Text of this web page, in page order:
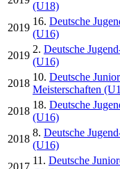
(U18)
2019
16. Deutsche
(U16)
2019
2. Deutsche
(U16)
2018
10. Deutsche
Meisterschaften
2018
18. Deutsche
(U16)
2018
8. Deutsche
(U16)
11. Deutsche